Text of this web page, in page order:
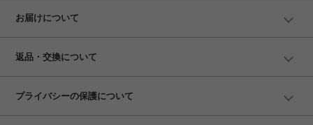
お届けについて
返品・交換について
プライバシーの保護について